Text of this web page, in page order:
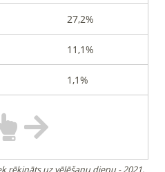
27,2%
11,1%
1,1%
rēķināts uz vēlēšanu dienu - 2021.